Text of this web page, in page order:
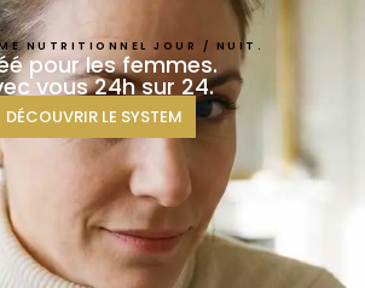
NUTRITIONNEL JOUR / NUIT.
pour les femmes.
vous 24h sur 24.
DÉCOUVRIR LE SYSTEM